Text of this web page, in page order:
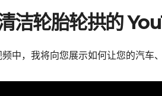
洁轮胎轮拱的
中，我将向您展示如何让您的汽车